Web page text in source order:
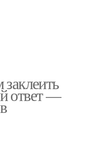
ответ —